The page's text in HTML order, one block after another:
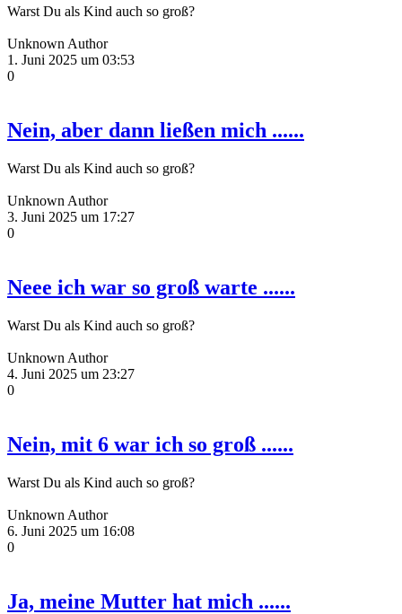
Warst Du als Kind auch so groß?
Unknown Author
1. Juni 2025 um 03:53
0
Nein, aber dann ließen mich ......
Warst Du als Kind auch so groß?
Unknown Author
3. Juni 2025 um 17:27
0
Neee ich war so groß warte ......
Warst Du als Kind auch so groß?
Unknown Author
4. Juni 2025 um 23:27
0
Nein, mit 6 war ich so groß ......
Warst Du als Kind auch so groß?
Unknown Author
6. Juni 2025 um 16:08
0
Ja, meine Mutter hat mich ......